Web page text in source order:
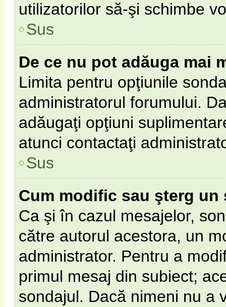
utilizatorilor să-şi schimbe
Sus
De ce nu pot adăuga mai
Limita pentru opţiunile
administratorul forumului.
adăugaţi opţiuni
atunci contactaţi
Sus
Cum modific sau şterg un
Ca şi în cazul mesajelor,
către autorul acestora, un
administrator. Pentru a
primul mesaj din subiect;
sondajul. Dacă nimeni nu a